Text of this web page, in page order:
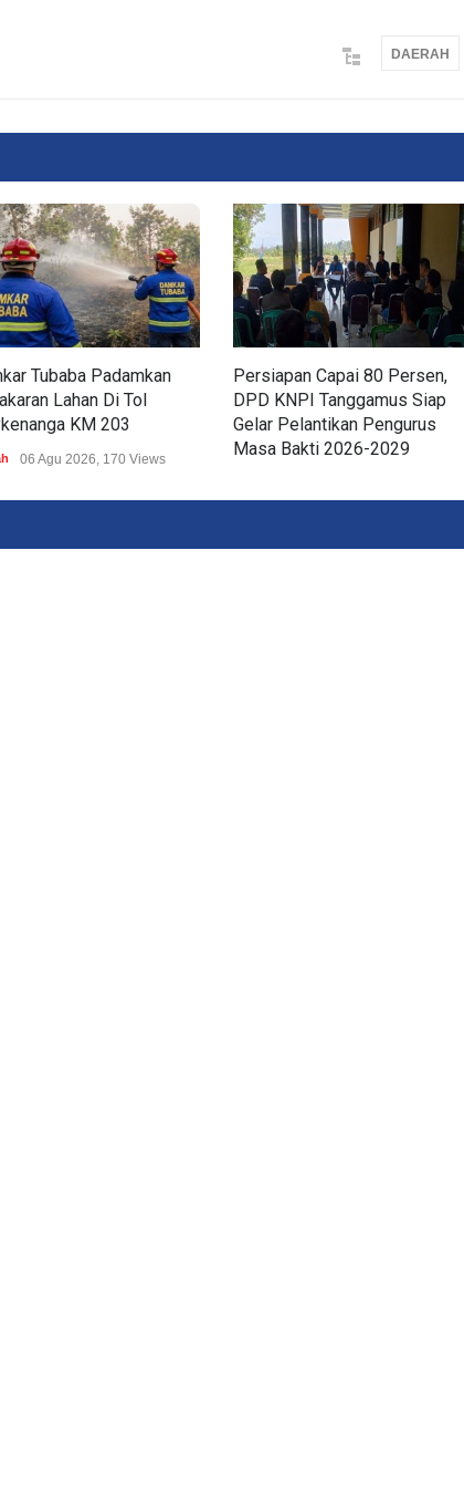
DAERAH
Tubaba Padamkan
Lahan Di Tol
KM 203
06 Agu 2026, 170 Views
Persiapan Capai 80 Persen,
DPD KNPI Tanggamus Siap
Gelar Pelantikan Pengurus
Masa Bakti 2026-2029